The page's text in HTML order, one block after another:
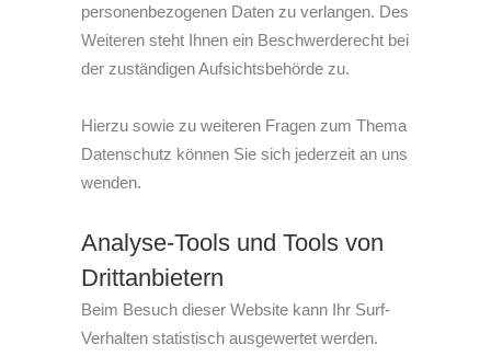
personenbezogenen Daten zu verlangen. Des
Weiteren steht Ihnen ein Beschwerderecht bei
der zuständigen Aufsichtsbehörde zu.
Hierzu sowie zu weiteren Fragen zum Thema
Datenschutz können Sie sich jederzeit an uns
wenden.
Analyse-Tools und Tools von
Dritt­anbietern
Beim Besuch dieser Website kann Ihr Surf-
Verhalten statistisch ausgewertet werden.